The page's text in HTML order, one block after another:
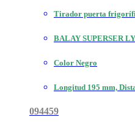
Tirador puerta
BALAY SUPERSER
Color Negro
Longitud 195 mm,
094459